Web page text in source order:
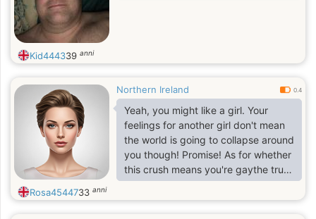
Kid444339 anni
Northern Ireland 0.4
Yeah, you might like a girl. Your
feelings for another girl don't mean
the world is going to collapse around
you though! Promise! As for whether
this crush means you're gaythe truth
of the matter is that nobody can
answer that but yourself.
Rosa4544733 anni